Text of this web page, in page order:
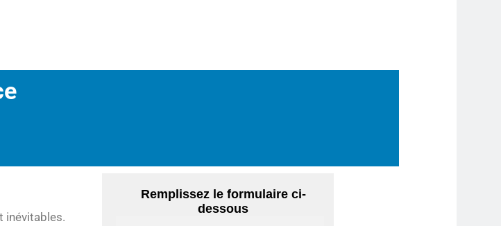
inévitables.
Remplissez le formulaire ci-
dessous